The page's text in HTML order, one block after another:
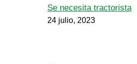
Se necesita tractorista
24 julio, 2023